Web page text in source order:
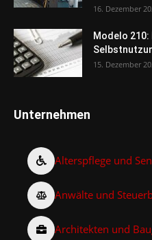
16. Dezember
Modelo
15. Dezember
Unternehmen
Alterspflege und
Anwälte und
Architekten und